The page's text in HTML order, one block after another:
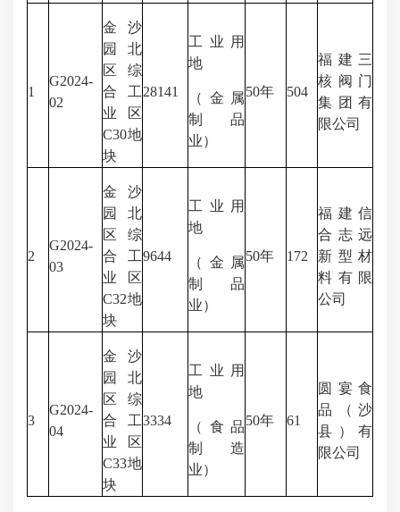
1
G2024-
02
金沙
园北
区综
合工
业区
C30地
块
28141
工业用
地
（金属
制品
业）
50年 504
福建三
核阀门
集团有
限公司
2
G2024-
03
金沙
园北
区综
合工
业区
C32地
块
9644
工业用
地
（金属
制品
业）
50年 172
福建信
合志远
新型材
料有限
公司
3
G2024-
04
金沙
园北
区综
合工
业区
C33地
块
3334
工业用
地
（食品
制造
业）
50年 61
圆宴食
品（沙
县）有
限公司